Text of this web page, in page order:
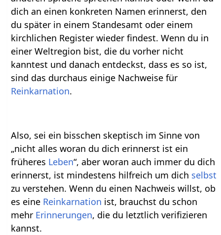
dich an einen konkreten Namen erinnerst, den
du später in einem Standesamt oder einem
kirchlichen Register wieder findest. Wenn du in
einer Weltregion bist, die du vorher nicht
kanntest und danach entdeckst, dass es so ist,
sind das durchaus einige Nachweise für
Reinkarnation.
Also, sei ein bisschen skeptisch im Sinne von
„nicht alles woran du dich erinnerst ist ein
früheres Leben“, aber woran auch immer du dich
erinnerst, ist mindestens hilfreich um dich selbst
zu verstehen. Wenn du einen Nachweis willst, ob
es eine Reinkarnation ist, brauchst du schon
mehr Erinnerungen, die du letztlich verifizieren
kannst.